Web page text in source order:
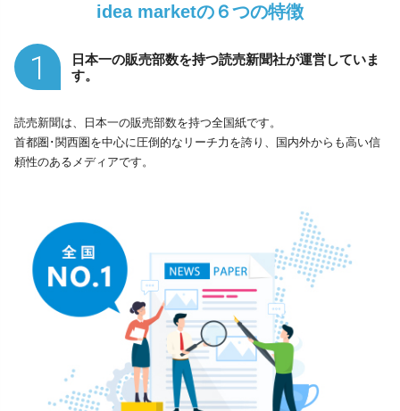
idea marketの６つの特徴
1
日本一の販売部数を持つ読売新聞社が運営していま
す。
読売新聞は、日本一の販売部数を持つ全国紙です。
首都圏･関西圏を中心に圧倒的なリーチ力を誇り、国内外からも高い信
頼性のあるメディアです。